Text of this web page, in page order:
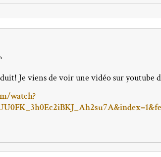
Je viens de voir une vidéo sur youtube
watch?